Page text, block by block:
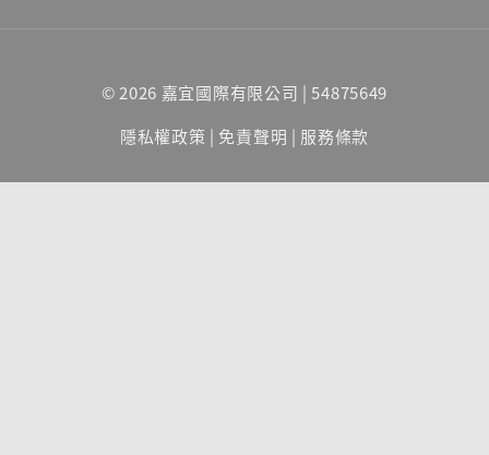
© 2026 嘉宜國際有限公司 | 54875649
隱私權政策 | 免責聲明 | 服務條款